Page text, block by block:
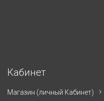
Кабинет
Магазин (личный Кабинет)